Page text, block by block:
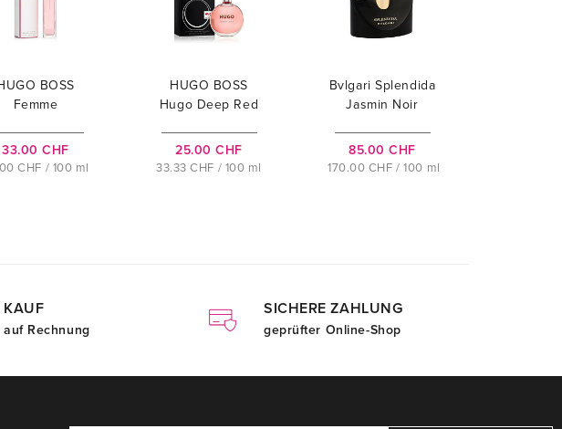
BOSS
Femme
33.00 CHF
CHF / 100 ml
HUGO BOSS
Hugo Deep Red
25.00 CHF
33.33 CHF / 100 ml
Bvlgari Splendida
Jasmin Noir
85.00 CHF
170.00 CHF / 100 ml
KAUF
auf Rechnung
SICHERE ZAHLUNG
geprüfter Online-Shop